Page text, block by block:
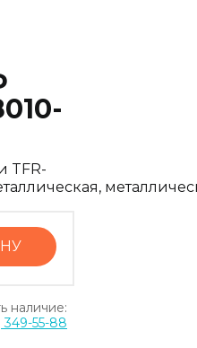
TFR-
наличие:
349-55-88